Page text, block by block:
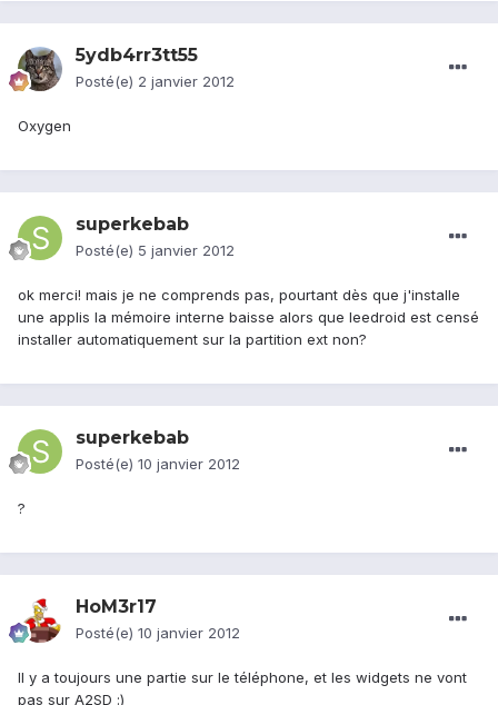
5ydb4rr3tt55
Posté(e) 2 janvier 2012
Oxygen
superkebab
Posté(e) 5 janvier 2012
ok merci! mais je ne comprends pas, pourtant dès que j'installe
une applis la mémoire interne baisse alors que leedroid est censé
installer automatiquement sur la partition ext non?
superkebab
Posté(e) 10 janvier 2012
?
HoM3r17
Posté(e) 10 janvier 2012
Il y a toujours une partie sur le téléphone, et les widgets ne vont
pas sur A2SD :)